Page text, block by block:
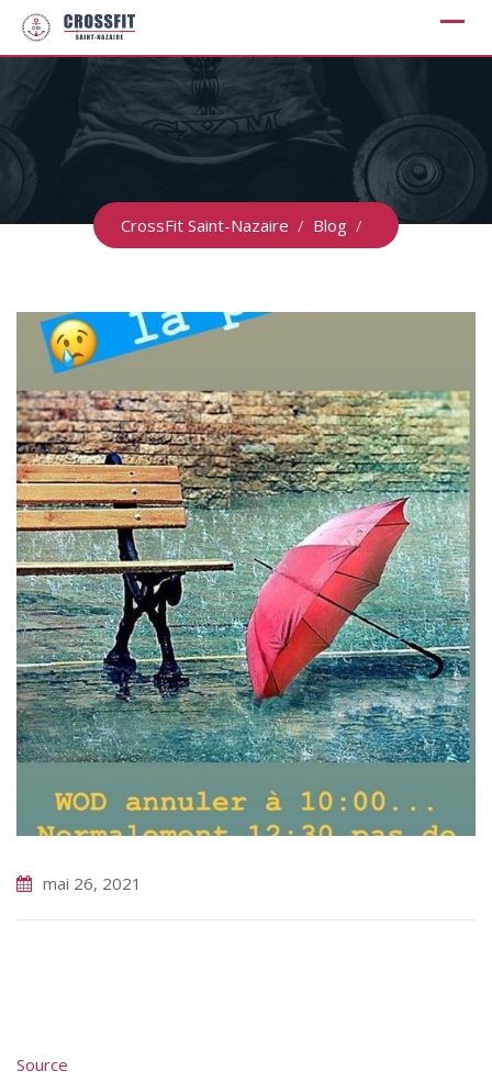
Skip
CrossFit Saint-Nazaire / Blog /
mai 26, 2021
Source